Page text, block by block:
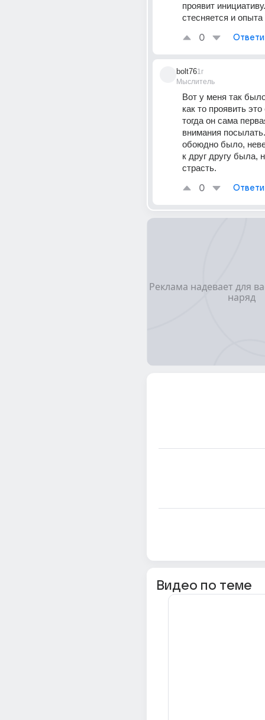
проявит
стесняется и опыта
0
bolt76
Мыслитель
1г
Вот у меня так
как то проявить
тогда он сама
внимания
обоюдно было,
к друг другу была,
страсть.
0
Видео по теме